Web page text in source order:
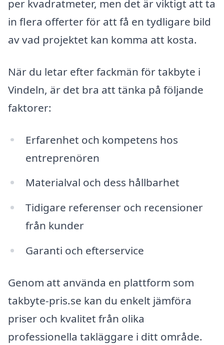
per kvadratmeter, men det är viktigt att ta
in flera offerter för att få en tydligare bild
av vad projektet kan komma att kosta.
När du letar efter fackmän för takbyte i
Vindeln, är det bra att tänka på följande
faktorer:
Erfarenhet och kompetens hos
entreprenören
Materialval och dess hållbarhet
Tidigare referenser och recensioner
från kunder
Garanti och efterservice
Genom att använda en plattform som
takbyte-pris.se kan du enkelt jämföra
priser och kvalitet från olika
professionella takläggare i ditt område.